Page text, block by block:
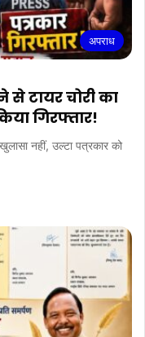
अपराध
से टायर चोरी का
गिरफ्तार!
नहीं, उल्टा पत्रकार को